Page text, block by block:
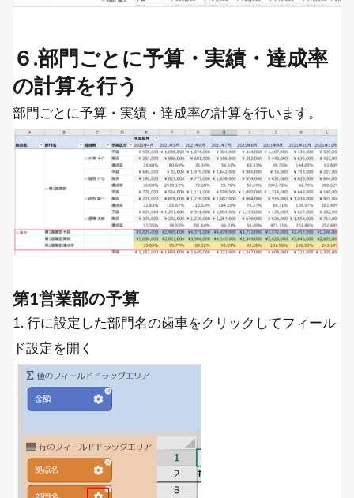
６.部門ごとに予算・実績・達成率
の計算を行う
部門ごとに予算・実績・達成率の計算を行います。
第1営業部の予算
1. 行に設定した部門名の歯車をクリックしてフィール
ド設定を開く